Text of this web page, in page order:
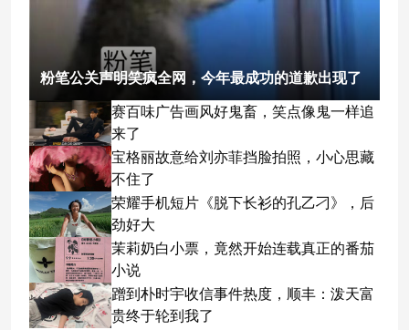
粉笔公关声明笑疯全网，今年最成功的道歉出现了
赛百味广告画风好鬼畜，笑点像鬼一样追
来了
宝格丽故意给刘亦菲挡脸拍照，小心思藏
不住了
荣耀手机短片《脱下长衫的孔乙刁》，后
劲好大
茉莉奶白小票，竟然开始连载真正的番茄
小说
蹭到朴时宇收信事件热度，顺丰：泼天富
贵终于轮到我了